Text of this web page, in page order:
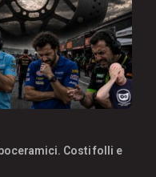
Costi folli e